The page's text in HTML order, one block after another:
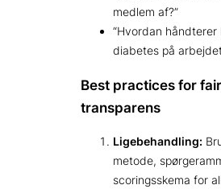
medlem af?”
“Hvordan håndterer
diabetes på
Best practices for
transparens
Ligebehandling:
metode,
scoringsskema for